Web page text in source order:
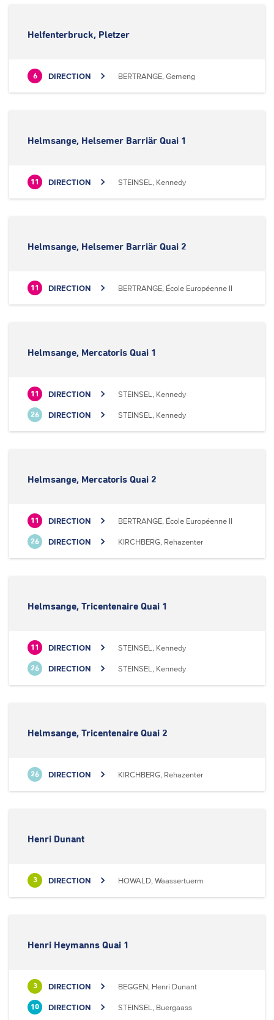
Helfenterbruck, Pletzer
6 DIRECTION BERTRANGE, Gemeng
Helmsange, Helsemer Barriär Quai 1
11 DIRECTION STEINSEL, Kennedy
Helmsange, Helsemer Barriär Quai 2
11 DIRECTION BERTRANGE, École Européenne II
Helmsange, Mercatoris Quai 1
11 DIRECTION STEINSEL, Kennedy
26 DIRECTION STEINSEL, Kennedy
Helmsange, Mercatoris Quai 2
11 DIRECTION BERTRANGE, École Européenne II
26 DIRECTION KIRCHBERG, Rehazenter
Helmsange, Tricentenaire Quai 1
11 DIRECTION STEINSEL, Kennedy
26 DIRECTION STEINSEL, Kennedy
Helmsange, Tricentenaire Quai 2
26 DIRECTION KIRCHBERG, Rehazenter
Henri Dunant
3 DIRECTION HOWALD, Waassertuerm
Henri Heymanns Quai 1
3 DIRECTION BEGGEN, Henri Dunant
10 DIRECTION STEINSEL, Buergaass